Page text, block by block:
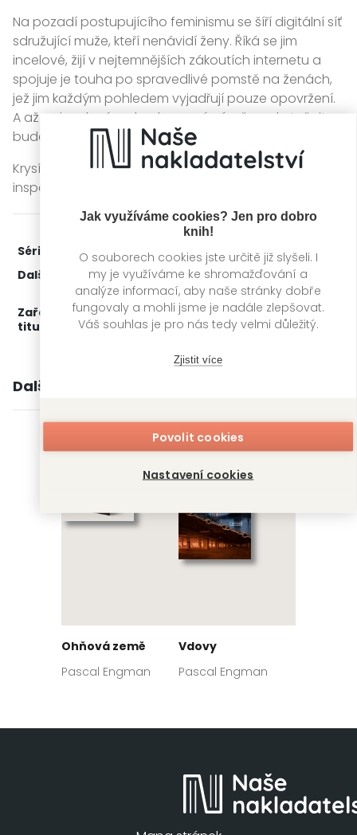
Jak využíváme cookies? Jen pro dobro
knih!
O souborech cookies jste určitě již slyšeli. I
my je využíváme ke shromažďování a
analýze informací, aby naše stránky dobře
fungovaly a mohli jsme je nadále zlepšovat.
Váš souhlas je pro nás tedy velmi důležitý.
Zjistit více
Povolit cookies
Nastavení cookies
Na pozadí postupujícího feminismu se šíří digitální síť
sdružující muže, kteří nenávidí ženy. Říká se jim
incelové, žijí v nejtemnějších zákoutích internetu a
spojuje je touha po spravedlivé pomstě na ženách,
jež jim každým pohledem vyjadřují pouze opovržení.
A až se incelové rozhodnou své záměry uskutečnit,
bude ve hře spousta životů.
Krysí král je druhým pokračováním detektivní série s
inspektorkou Vanessou Frankovou.
Série: Vanessa Franková 2. díl z 3
Další díly:
1.Ohňová země
3.Vdovy
Zařažení
titulu:
Kategorie >Detektivky, thrillery a true
crime‣ Detektivky
Další knihy autora
Ohňová země
Pascal Engman
Vdovy
Pascal Engman